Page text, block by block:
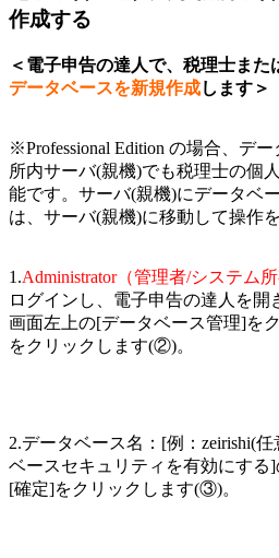
作成する
＜電子申告の達人で、税理士ま
データベースを新規作成します＞
※Professional Edition の場合、デ
所内サーバ(親機)でも税理士の個
能です。サーバ(親機)にデータベ
は、サーバ(親機)に移動して操作
1.Administrator（管理者/システム
ログインし、電子申告の達人を開
画面左上の[データベース管理]を
をクリックします(②)。
2.データベース名：[例：zeirishi(
ベースセキュリティを有効にする
[確定]をクリックします(③)。